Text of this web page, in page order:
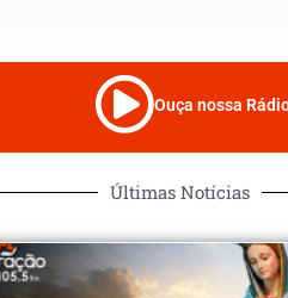
Ouça nossa
Últimas Notícias